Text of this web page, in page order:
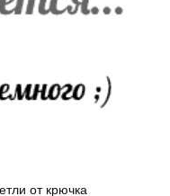
от крючка